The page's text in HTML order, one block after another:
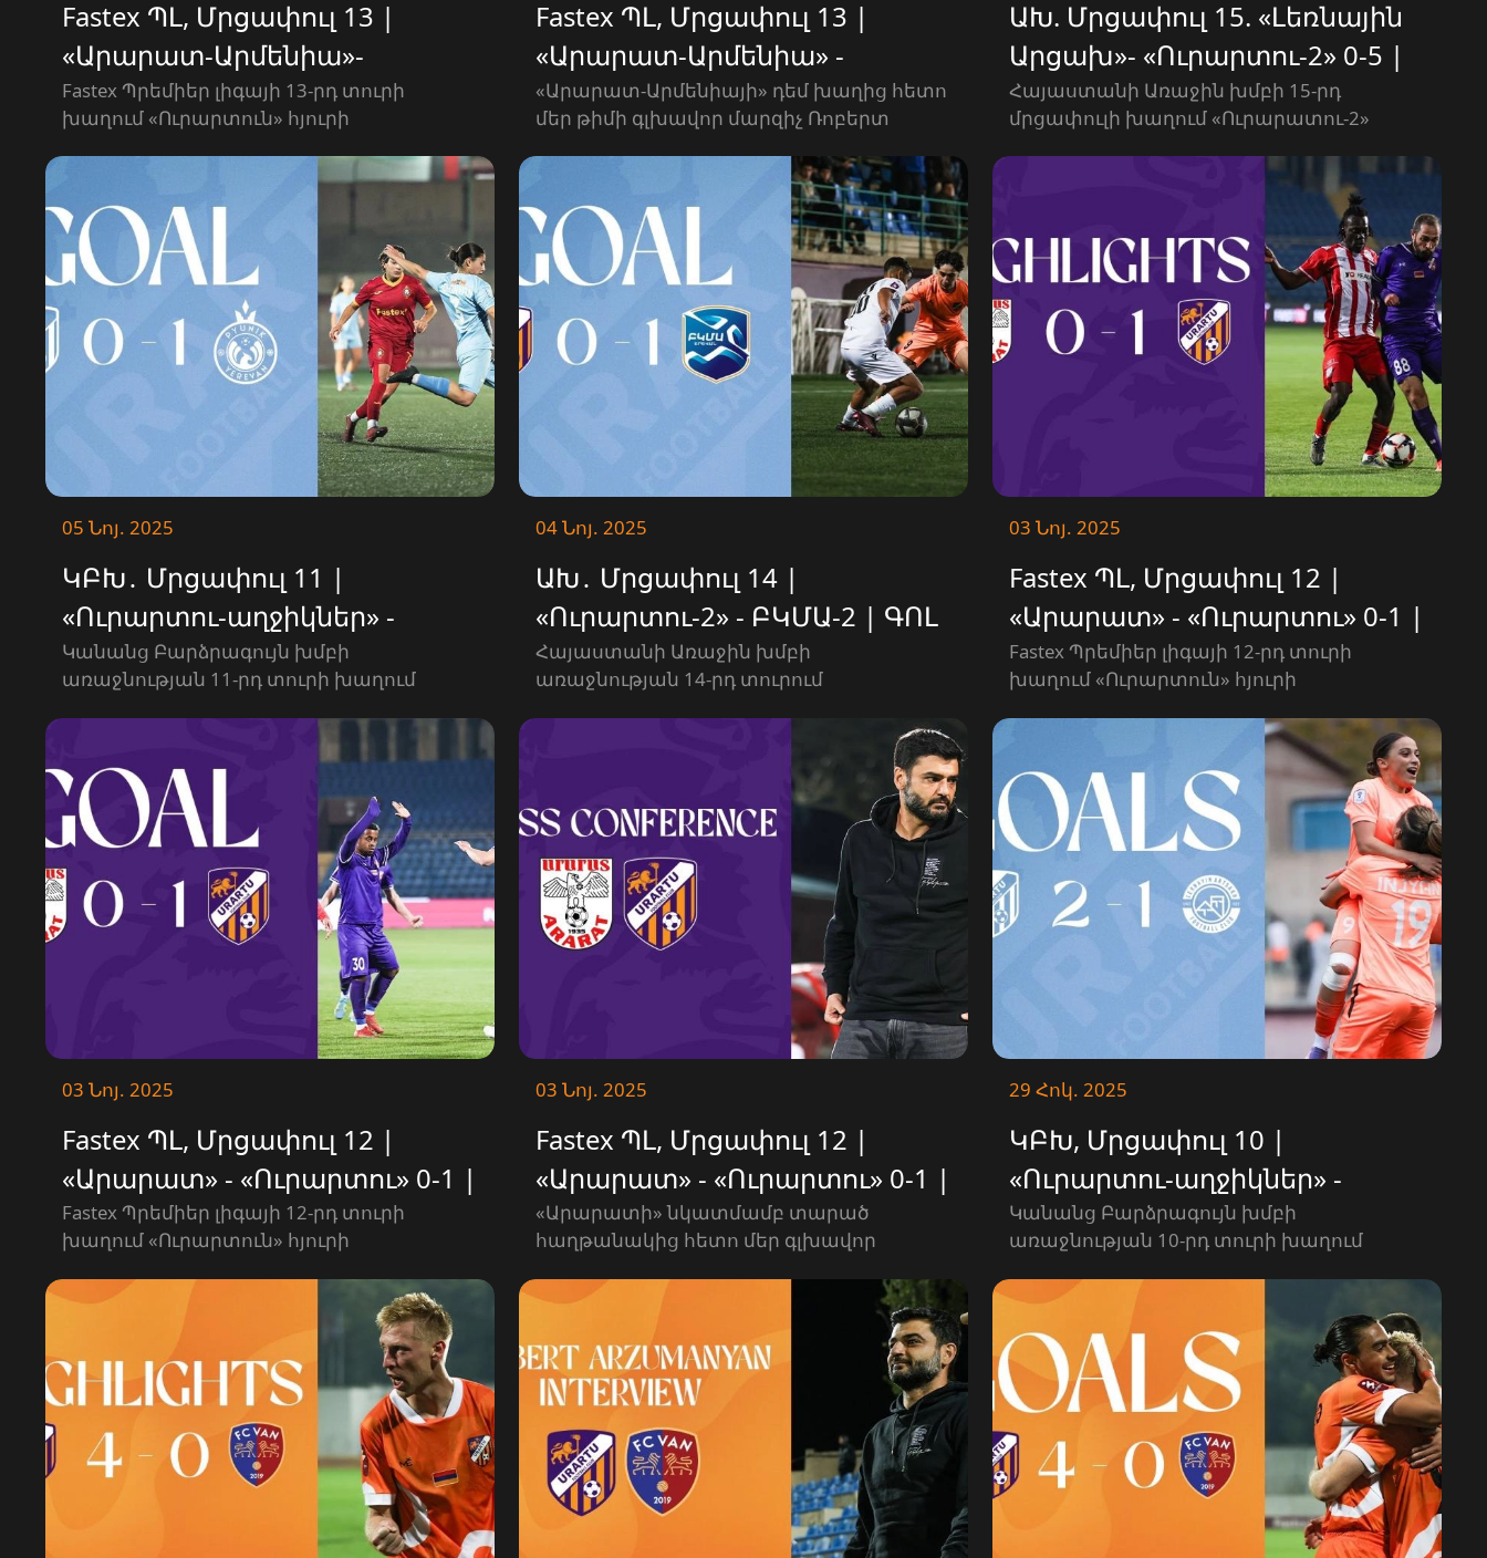
Fastex ՊԼ, Մրցափուլ 13 |
«Արարատ-Արմենիա»-
«Ուրարտու» 1-1 | ԳՈԼԵՐ
Fastex Պրեմիեր լիգայի 13-րդ տուրի
խաղում «Ուրարտուն» հյուրի
Արմենիայի» հետ։ Հանդիպումն
ավարտվեց 1-1 հաշվով։
Fastex ՊԼ, Մրցափուլ 13 |
«Արարատ-Արմենիա» -
«Ուրարտու» 1-1 | ՄԱՄՈՒԼԻ
ԱՍՈՒԼԻՍ
«Արարատ-Արմենիայի» դեմ խաղից հետո
մեր թիմի գլխավոր մարզիչ Ռոբերտ
ԱԽ. Մրցափուլ 15. «Լեռնային
Արցախ»- «Ուրարտու-2» 0-5 |
ԳՈԼԵՐ
Հայաստանի Առաջին խմբի 15-րդ
մրցափուլի խաղում «Ուրարատու-2»
05 Նոյ. 2025
ԿԲԽ․ Մրցափուլ 11 |
«Ուրարտու-աղջիկներ» -
«Փյունիկ-աղջիկներ» 0-1 | ԳՈԼ
Կանանց Բարձրագույն խմբի
առաջնության 11-րդ տուրի խաղում
«Փյունիկ-աղջիկներ» թիմի հետ։
04 Նոյ. 2025
ԱԽ․ Մրցափուլ 14 |
«Ուրարտու-2» - ԲԿՄԱ-2 | ԳՈԼ
Հայաստանի Առաջին խմբի
առաջնության 14-րդ տուրում
03 Նոյ. 2025
Fastex ՊԼ, Մրցափուլ 12 |
«Արարատ» - «Ուրարտու» 0-1 |
ՎՏԱՆԳԱՎՈՐ ՊԱՀԵՐ
Fastex Պրեմիեր լիգայի 12-րդ տուրի
խաղում «Ուրարտուն» հյուրի
հետ և հաղթեց 1-0 հաշվով։
03 Նոյ. 2025
Fastex ՊԼ, Մրցափուլ 12 |
«Արարատ» - «Ուրարտու» 0-1 |
ԳՈԼ
Fastex Պրեմիեր լիգայի 12-րդ տուրի
խաղում «Ուրարտուն» հյուրի
հետ և հաղթեց 1-0 հաշվով։
03 Նոյ. 2025
Fastex ՊԼ, Մրցափուլ 12 |
«Արարատ» - «Ուրարտու» 0-1 |
ՄԱՄՈՒԼԻ ԱՍՈՒԼԻՍ
«Արարատի» նկատմամբ տարած
հաղթանակից հետո մեր գլխավոր
նվազագույն հաշվով հաղթանակից։
29 Հոկ. 2025
ԿԲԽ, Մրցափուլ 10 |
«Ուրարտու-աղջիկներ» -
«Գանձասար-աղջիկներ» | 2-1
| ԳՈԼԵՐ
Կանանց Բարձրագույն խմբի
առաջնության 10-րդ տուրի խաղում
«Գանձասար-աղջիկներ» թիմի հետ։